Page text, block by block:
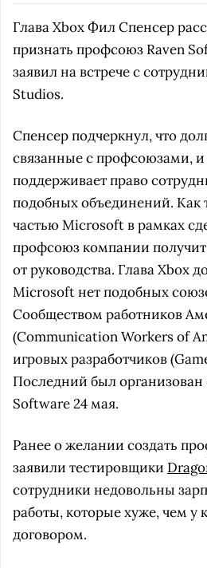
Глава Xbox Фил Спенсер
признать профсоюз Raven
заявил на встрече с
Studios.
Спенсер подчеркнул, что
связанные с профсоюзами,
поддерживает право
подобных объединений. Как
частью Microsoft в рамках
профсоюз компании
от руководства. Глава Xbox
Microsoft нет подобных
Сообществом работников
(Communication Workers of
игровых разработчиков
Последний был
Software 24 мая.
Ранее о желании создать
заявили тестировщики
сотрудники недовольны
работы, которые хуже, чем у
договором.